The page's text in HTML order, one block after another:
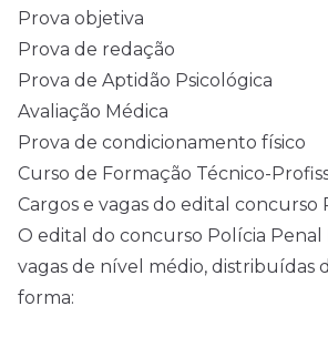
Prova objetiva
Prova de redação
Prova de Aptidão Psicológica
Avaliação Médica
Prova de condicionamento físico
Curso de Formação Técnico-
Cargos e vagas do edital concurso
O edital do concurso Polícia Penal
vagas de nível médio, distribuídas
forma: